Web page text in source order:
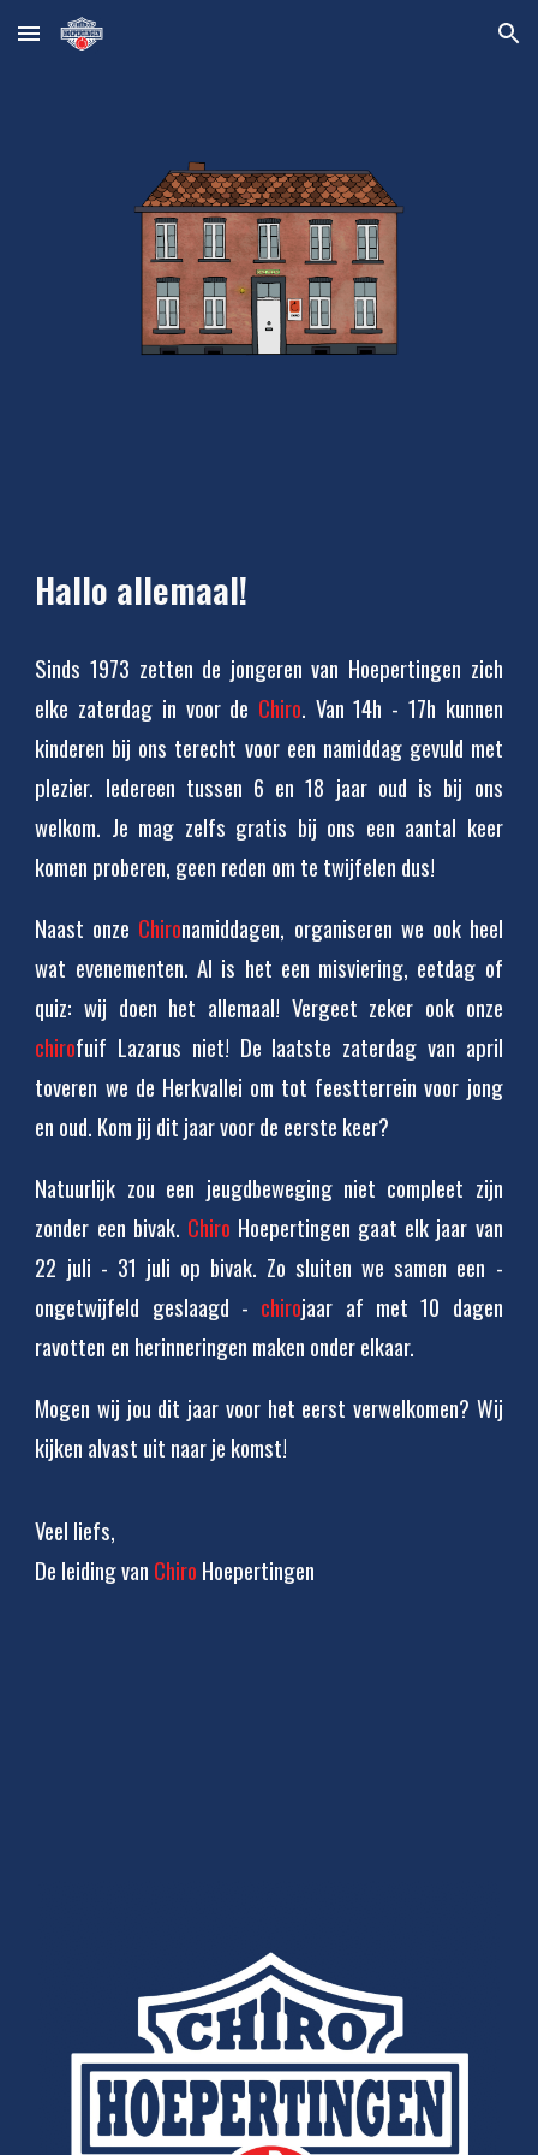
Skip to main content Skip to navigation
Hallo allemaal!
Sinds 1973 zetten de jongeren van Hoepertingen zich
elke zaterdag in voor de Chiro. Van 14h - 17h kunnen
kinderen bij ons terecht voor een namiddag gevuld met
plezier. Iedereen tussen 6 en 18 jaar oud is bij ons
welkom. Je mag zelfs gratis bij ons een aantal keer
komen proberen, geen reden om te twijfelen dus!
Naast onze Chironamiddagen, organiseren we ook heel
wat evenementen. Al is het een misviering, eetdag of
quiz: wij doen het allemaal! Vergeet zeker ook onze
chirofuif Lazarus niet! De laatste zaterdag van april
toveren we de Herkvallei om tot feestterrein voor jong
en oud. Kom jij dit jaar voor de eerste keer?
Natuurlijk zou een jeugdbeweging niet compleet zijn
zonder een bivak. Chiro Hoepertingen gaat elk jaar van
22 juli - 31 juli op bivak. Zo sluiten we samen een -
ongetwijfeld geslaagd - chirojaar af met 10 dagen
ravotten en herinneringen maken onder elkaar.
Mogen wij jou dit jaar voor het eerst verwelkomen? Wij
kijken alvast uit naar je komst!
Veel liefs,
De leiding van Chiro Hoepertingen